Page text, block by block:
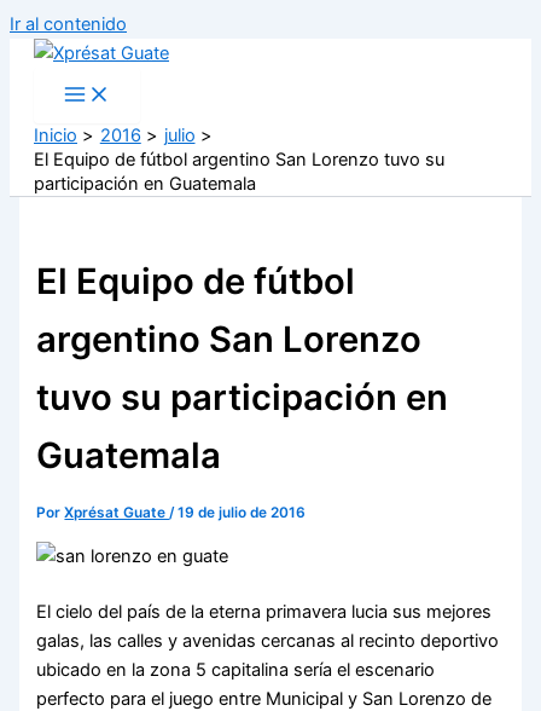
Ir al contenido
Inicio 2016
julio
El Equipo de fútbol argentino San Lorenzo tuvo su
participación en Guatemala
El Equipo de fútbol
argentino San Lorenzo
tuvo su participación en
Guatemala
PorXprésat Guate/19 de julio de 2016
El cielo del país de la eterna primavera lucia sus mejores
galas, las calles y avenidas cercanas al recinto deportivo
ubicado en la zona 5 capitalina sería el escenario
perfecto para el juego entre Municipal y San Lorenzo de